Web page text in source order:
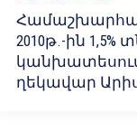
2010թ.-ին
ղեկավար